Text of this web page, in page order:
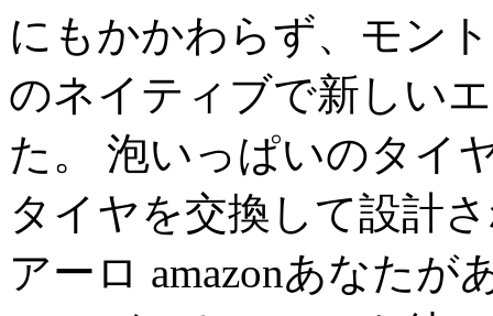
にもかかわらず、モン
のネイティブで新しい
た。 泡いっぱいのタイ
タイヤを交換して設計
アーロ amazonあなた